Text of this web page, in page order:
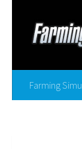
Farming